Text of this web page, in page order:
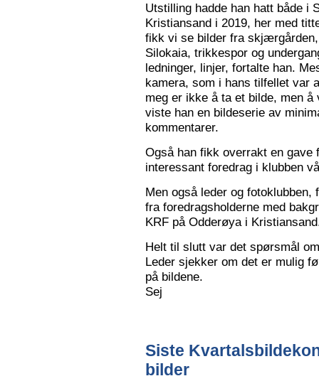
Utstilling hadde han hatt både i
Kristiansand i 2019, her med
fikk vi se bilder fra
Silokaia, trikkespor og
ledninger, linjer, fortalte han.
kamera, som i hans tilfellet var
meg er ikke å ta et bilde, men
viste han en bildeserie av
kommentarer.
Også han fikk overrakt en gave
interessant foredrag i klubben
Men også leder og
fra foredragsholderne med
KRF på Odderøya i
Helt til slutt var det spørsmål
Leder sjekker om det er mulig
på bildene.
Sej
Siste
bilder